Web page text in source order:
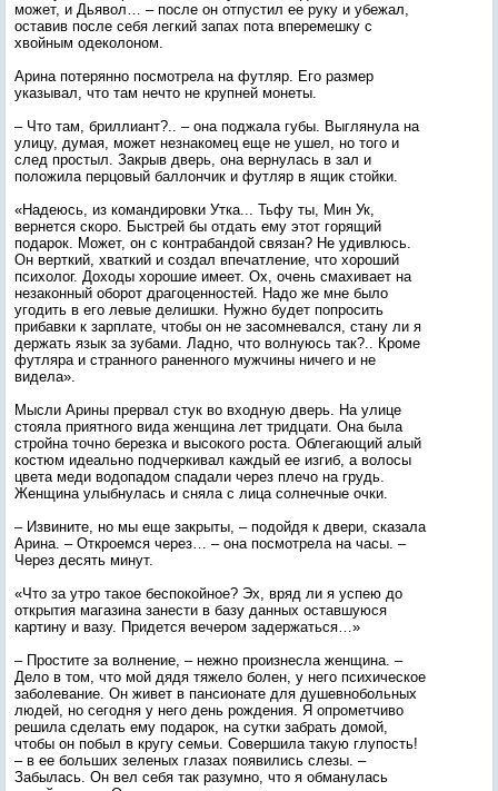
может, и Дьявол… – после он отпустил ее руку и убежал,
оставив после себя легкий запах пота вперемешку с
хвойным одеколоном.
Арина потерянно посмотрела на футляр. Его размер
указывал, что там нечто не крупней монеты.
– Что там, бриллиант?.. – она поджала губы. Выглянула на
улицу, думая, может незнакомец еще не ушел, но того и
след простыл. Закрыв дверь, она вернулась в зал и
положила перцовый баллончик и футляр в ящик стойки.
«Надеюсь, из командировки Утка... Тьфу ты, Мин Ук,
вернется скоро. Быстрей бы отдать ему этот горящий
подарок. Может, он с контрабандой связан? Не удивлюсь.
Он верткий, хваткий и создал впечатление, что хороший
психолог. Доходы хорошие имеет. Ох, очень смахивает на
незаконный оборот драгоценностей. Надо же мне было
угодить в его левые делишки. Нужно будет попросить
прибавки к зарплате, чтобы он не засомневался, стану ли я
держать язык за зубами. Ладно, что волнуюсь так?.. Кроме
футляра и странного раненного мужчины ничего и не
видела».
Мысли Арины прервал стук во входную дверь. На улице
стояла приятного вида женщина лет тридцати. Она была
стройна точно березка и высокого роста. Облегающий алый
костюм идеально подчеркивал каждый ее изгиб, а волосы
цвета меди водопадом спадали через плечо на грудь.
Женщина улыбнулась и сняла с лица солнечные очки.
– Извините, но мы еще закрыты, – подойдя к двери, сказала
Арина. – Откроемся через… – она посмотрела на часы. –
Через десять минут.
«Что за утро такое беспокойное? Эх, вряд ли я успею до
открытия магазина занести в базу данных оставшуюся
картину и вазу. Придется вечером задержаться…»
– Простите за волнение, – нежно произнесла женщина. –
Дело в том, что мой дядя тяжело болен, у него психическое
заболевание. Он живет в пансионате для душевнобольных
людей, но сегодня у него день рождения. Я опрометчиво
решила сделать ему подарок, на сутки забрать домой,
чтобы он побыл в кругу семьи. Совершила такую глупость!
– в ее больших зеленых глазах появились слезы. –
Забылась. Он вел себя так разумно, что я обманулась